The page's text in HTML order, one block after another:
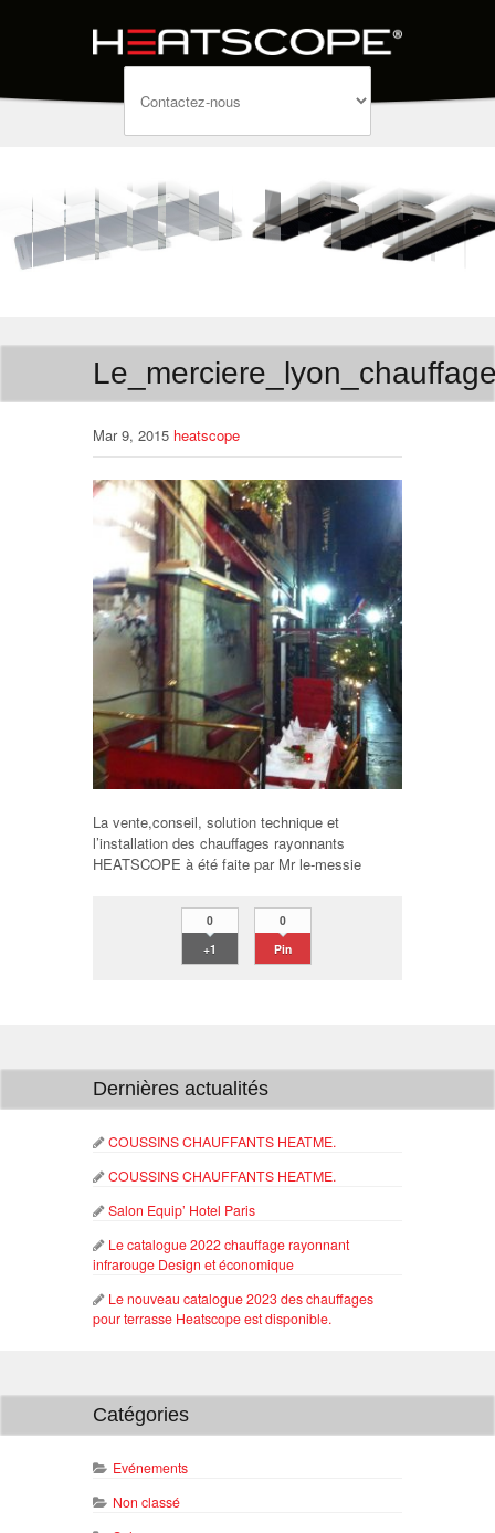
Mar 9, 2015 heatscope
La vente,conseil, solution technique et
l’installation des chauffages rayonnants
HEATSCOPE à été faite par Mr le-messie
0
+1
0
Pin
Dernières actualités
COUSSINS CHAUFFANTS HEATME.
COUSSINS CHAUFFANTS HEATME.
Salon Equip’ Hotel Paris
Le catalogue 2022 chauffage rayonnant
infrarouge Design et économique
Le nouveau catalogue 2023 des chauffages
pour terrasse Heatscope est disponible.
Catégories
Evénements
Non classé